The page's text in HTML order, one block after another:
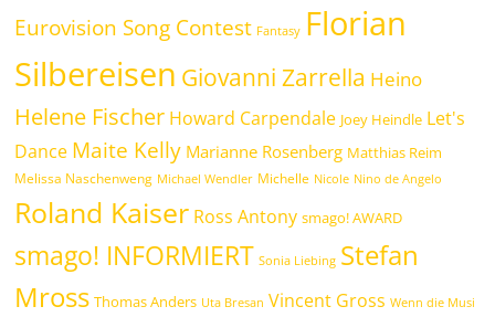
Eurovision Song Contest Fantasy Florian
Silbereisen Giovanni Zarrella Heino
Helene Fischer Howard Carpendale Joey Heindle Let's
Dance Maite Kelly Marianne Rosenberg Matthias Reim
Melissa Naschenweng Michael Wendler Michelle Nicole Nino de Angelo
Roland Kaiser Ross Antony smago! AWARD
smago! INFORMIERT Sonia Liebing Stefan
Mross Thomas Anders Uta Bresan Vincent Gross Wenn die Musi